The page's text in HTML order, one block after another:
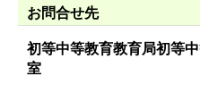
お問合せ先
初等中等教育教育局初等
室